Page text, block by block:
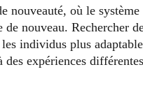
nouveauté, où le système
nouveau. Rechercher
individus plus
expériences